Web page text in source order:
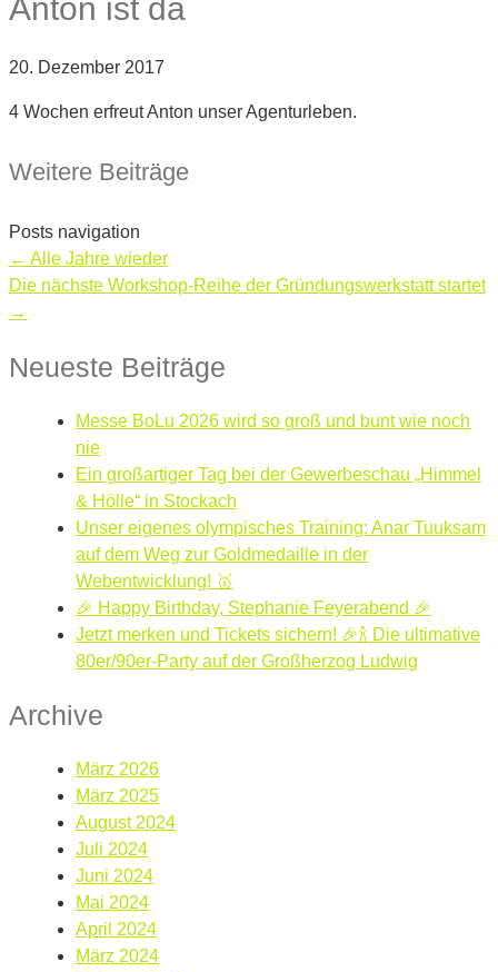
Anton ist da
20. Dezember 2017
4 Wochen erfreut Anton unser Agenturleben.
Weitere Beiträge
Posts navigation
← Alle Jahre wieder
Die nächste Workshop-Reihe der Gründungswerkstatt startet
→
Neueste Beiträge
Messe BoLu 2026 wird so groß und bunt wie noch
nie
Ein großartiger Tag bei der Gewerbeschau „Himmel
& Hölle“ in Stockach
Unser eigenes olympisches Training: Anar Tuuksam
auf dem Weg zur Goldmedaille in der
Webentwicklung! 🥇
🎉 Happy Birthday, Stephanie Feyerabend 🎉
Jetzt merken und Tickets sichern! 🎉🍾 Die ultimative
80er/90er-Party auf der Großherzog Ludwig
Archive
März 2026
März 2025
August 2024
Juli 2024
Juni 2024
Mai 2024
April 2024
März 2024